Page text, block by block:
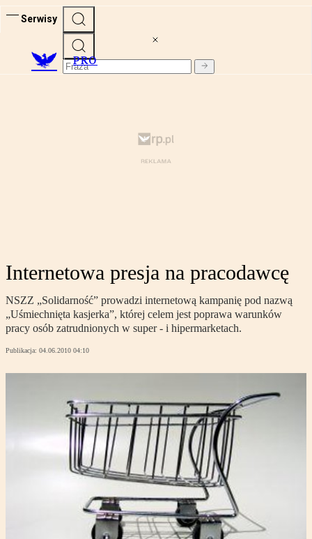
Serwisy
PRO
Internetowa presja na pracodawcę
NSZZ „Solidarność” prowadzi internetową kampanię pod nazwą
„Uśmiechnięta kasjerka”, której celem jest poprawa warunków
pracy osób zatrudnionych w super - i hipermarketach.
Publikacja: 04.06.2010 04:10